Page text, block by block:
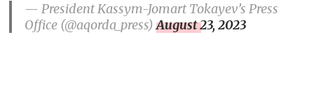
— President Kassym-Jomart Tokayev’s Press
Office (@aqorda_press)August 23, 2023